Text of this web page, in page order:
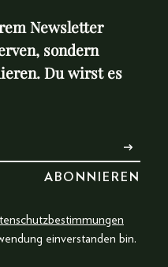
Newsletter
sondern
Du wirst es
einverstanden bin.